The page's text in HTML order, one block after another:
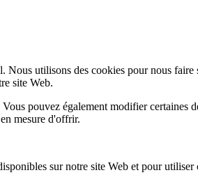
utilisons des cookies pour nous
site Web.
pouvez également modifier
mesure d'offrir.
sur notre site Web et pour utiliser